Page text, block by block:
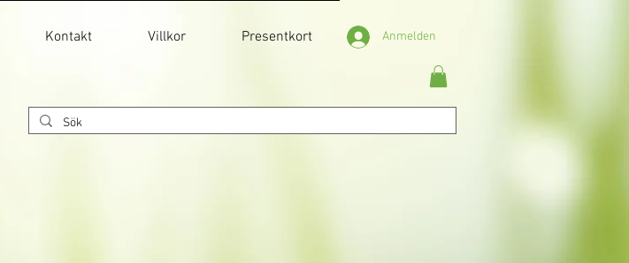
Kontakt Villkor Presentkort Anmelden